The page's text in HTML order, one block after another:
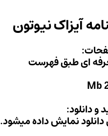
آیزاک نیوتون
ای طبق فهرست
و دانلود:
دانلود نمایش داده میشود.